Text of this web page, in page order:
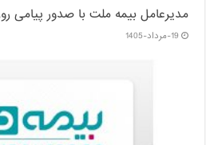
مدیرعامل بیمه ملت با صدور پیامی
19-مرداد-1405